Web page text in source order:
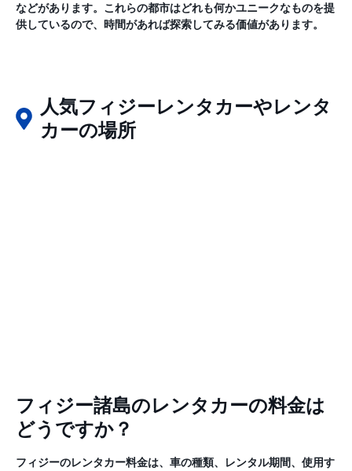
などがあります。これらの都市はどれも何かユニークなものを提
供しているので、時間があれば探索してみる価値があります。
人気フィジーレンタカーやレンタ
カーの場所
フィジー諸島のレンタカーの料金は
どうですか？
フィジーのレンタカー料金は、車の種類、レンタル期間、使用す